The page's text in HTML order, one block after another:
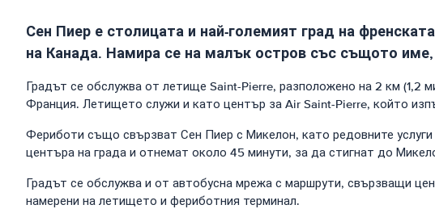
Сен Пиер е столицата и най-големият град на
на Канада. Намира се на малък остров със същото
Градът се обслужва от летище Saint-Pierre, разположено на 2 км
Франция. Летището служи и като център за Air Saint-Pierre, който
Фериботи също свързват Сен Пиер с Микелон, като редовните
центъра на града и отнемат около 45 минути, за да стигнат до
Градът се обслужва и от автобусна мрежа с маршрути, свързващи
намерени на летището и фериботния терминал.